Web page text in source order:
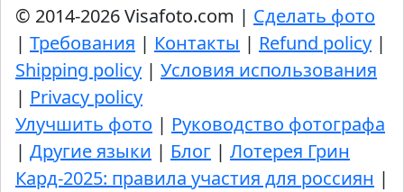
© 2014-2026 Visafoto.com | Сделать фото
| Требования | Контакты | Refund policy |
Shipping policy | Условия использования
| Privacy policy
Улучшить фото | Руководство фотографа
| Другие языки | Блог | Лотерея Грин
Кард-2025: правила участия для россиян |